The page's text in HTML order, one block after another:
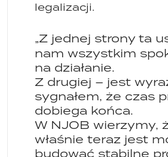
legalizacji.
„Z jednej strony ta
nam wszystkim
na działanie.
Z drugiej – jest
sygnałem, że czas
dobiega końca.
W NJOB wierzymy,
właśnie teraz jest
budować stabilne